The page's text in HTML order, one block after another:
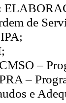
de
–
–
e